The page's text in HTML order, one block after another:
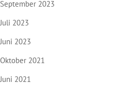
September 2023
Juli 2023
Juni 2023
Oktober 2021
Juni 2021